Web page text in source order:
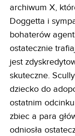
archiwum X,
Doggetta i
bohaterów
ostatecznie
jest
skuteczne.
dziecko do
ostatnim
zbiec a para
odniosła